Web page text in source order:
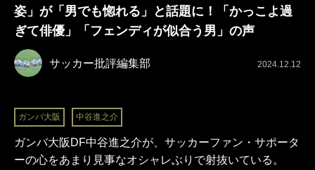
姿」が「男でも惚れる」と話題に！「かっこよ過
ぎて俳優」「フェンディが似合う男」の声
サッカー批評編集部 2024.12.12
ガンバ大阪 中谷進之介
ガンバ大阪DF中谷進之介が、サッカーファン・サポータ
ーの心をあまり見事なオシャレぶりで射抜いている。